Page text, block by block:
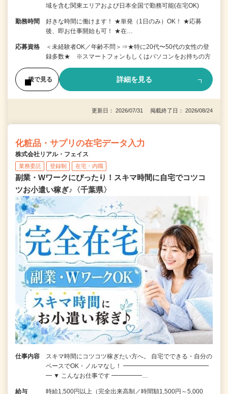
域を含む関東エリアおよび日本全国で勤務可能(在宅OK)
勤務時間
好きな時間に働けます！ ★単発（1日のみ）OK！ ★応募
後、即お仕事開始も可！ ★在…
応募資格
＜未経験者OK／年齢不問＞⇒★特に20代〜50代の女性の登
録多数★ ※スマートフォンもしくはパソコンをお持ちの方
後で見る 詳細を見る
更新日： 2026/07/31 掲載終了日： 2026/08/24
化粧品・サプリの在宅データ入力
株式会社リアル・フェイス
業務委託 登録制 在宅・内職
副業・Wワークにぴったり！スキマ時間に自宅でコツコ
ツお小遣い稼ぎ♪〈千葉県〉
仕事内容
スキマ時間にコツコツ稼ぎたい方へ。 自宅でできる・自分の
ペースでOK・ノルマなし！ ━━━━━━━━━━━━━━
━ ▼ こんなお仕事です ━━━━━…
給与
時給1,500円以上（完全出来高制／時間額1,500円～5,000